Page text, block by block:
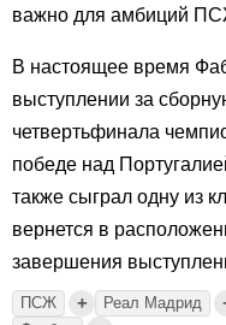
важно для амбиций
В настоящее время
выступлении за
четвертьфинала
победе над
также сыграл одну из
вернется в
завершения
ПСЖ + Реал Мадрид